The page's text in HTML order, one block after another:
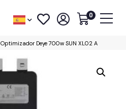
0
Optimizador Deye 700w SUN XL02 A